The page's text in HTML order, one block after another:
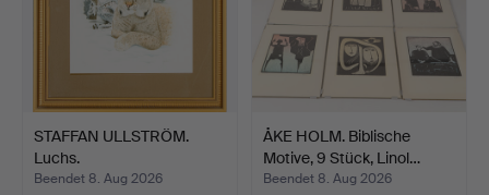
STAFFAN ULLSTRÖM.
Luchs.
Beendet 8. Aug 2026
ÅKE HOLM. Biblische
Motive, 9 Stück, Linol…
Beendet 8. Aug 2026